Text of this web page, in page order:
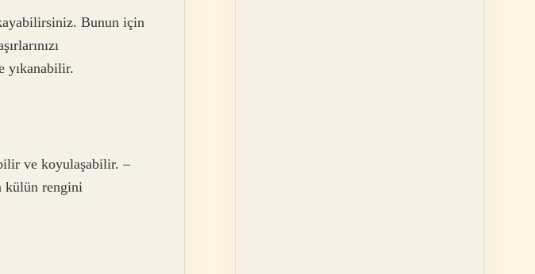
Bunun için
yıkanabilir.
ve koyulaşabilir. –
külün rengini